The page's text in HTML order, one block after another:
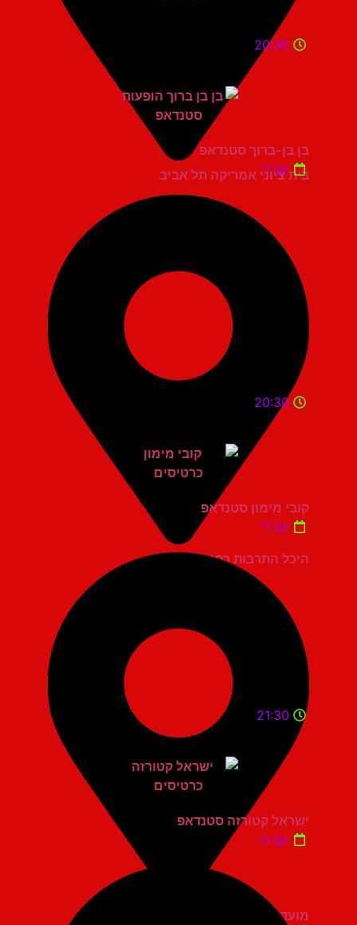
בית ציוני אמריקה תל אביב
20:30
בן בן-ברוך סטנדאפ
יום ד'
היכל התרבות כפר סבא
20:30
קובי מימון סטנדאפ
יום ד'
מועדון הגריי יהוד
21:30
ישראל קטורזה סטנדאפ
יום ה'